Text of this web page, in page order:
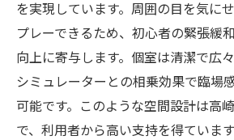
初心者も安心して始めら
高崎市で最新シミュレーショ
インドアゴルフスクール
魅力
リアルなゴルフ体験を実現
を実現しています。周囲の目を気に
プレーできるため、初心者の緊張緩
向上に寄与します。個室は清潔で広
シミュレーターとの相乗効果で臨場
可能です。このような空間設計は高
で、利用者から高い支持を得ています